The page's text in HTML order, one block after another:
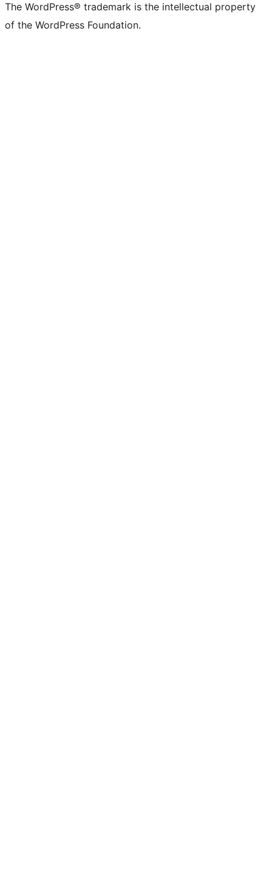
The WordPress® trademark is the intellectual property
of the WordPress Foundation.